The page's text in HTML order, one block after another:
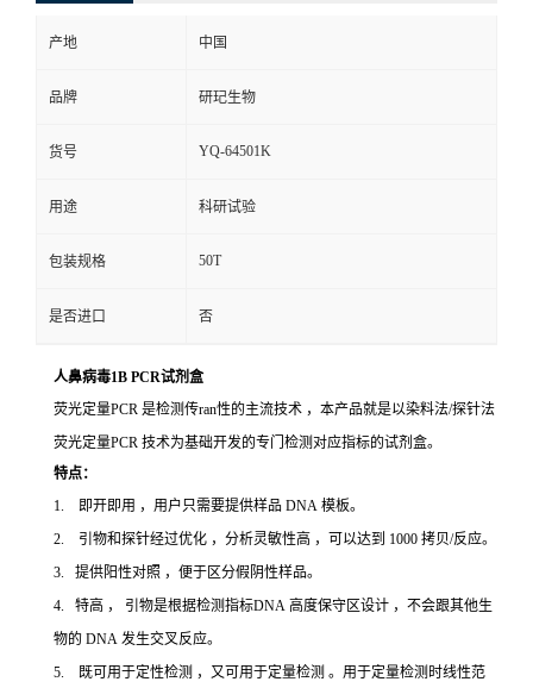
产地 中国
品牌 研玘生物
货号 YQ-64501K
用途 科研试验
包装规格 50T
是否进口 否
人鼻病毒1B PCR试剂盒
荧光定量PCR 是检测传ran性的主流技术 ，本产品就是以染料法/探针法
荧光定量PCR 技术为基础开发的专门检测对应指标的试剂盒。
特点：
1. 即开即用 ，用户只需要提供样品 DNA 模板。
2. 引物和探针经过优化 ，分析灵敏性高 ，可以达到 1000 拷贝/反应。
3. 提供阳性对照 ，便于区分假阴性样品。
4. 特高 ， 引物是根据检测指标DNA 高度保守区设计 ，不会跟其他生
物的 DNA 发生交叉反应。
5. 既可用于定性检测 ，又可用于定量检测 。用于定量检测时线性范